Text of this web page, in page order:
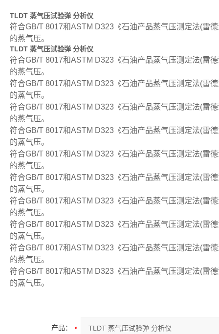
TLDT 蒸气压试验弹 分析仪
符合GB/T 8017和ASTM D323《石油产品蒸气压测定法(雷
的蒸气压。
TLDT 蒸气压试验弹 分析仪
符合GB/T 8017和ASTM D323《石油产品蒸气压测定法(雷
的蒸气压。
符合GB/T 8017和ASTM D323《石油产品蒸气压测定法(雷
的蒸气压。
符合GB/T 8017和ASTM D323《石油产品蒸气压测定法(雷
的蒸气压。
符合GB/T 8017和ASTM D323《石油产品蒸气压测定法(雷
的蒸气压。
符合GB/T 8017和ASTM D323《石油产品蒸气压测定法(雷
的蒸气压。
符合GB/T 8017和ASTM D323《石油产品蒸气压测定法(雷
的蒸气压。
符合GB/T 8017和ASTM D323《石油产品蒸气压测定法(雷
的蒸气压。
符合GB/T 8017和ASTM D323《石油产品蒸气压测定法(雷
的蒸气压。
符合GB/T 8017和ASTM D323《石油产品蒸气压测定法(雷
的蒸气压。
符合GB/T 8017和ASTM D323《石油产品蒸气压测定法(雷
的蒸气压。
产品：